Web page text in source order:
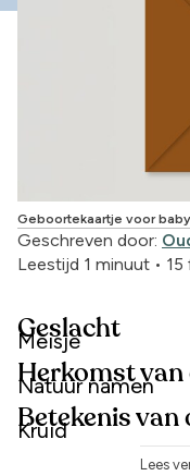
Geboortekaartje voor
Geschreven door:
Leestijd 1 minuut • 15
Geslacht
Meisje
Herkomst van
Natuur namen
Betekenis van
Kruid
Lees